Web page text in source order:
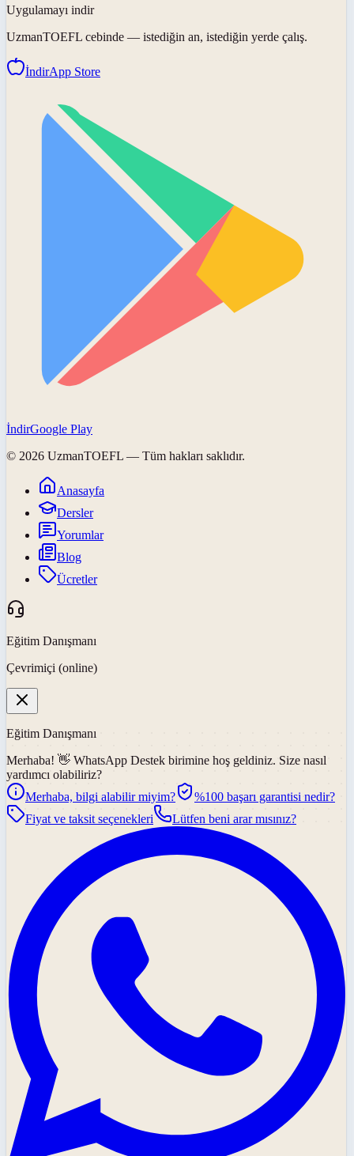
Uygulamayı indir
UzmanTOEFL cebinde — istediğin an, istediğin yerde çalış.
İndirApp Store
İndirGoogle Play
© 2026 UzmanTOEFL — Tüm hakları saklıdır.
Anasayfa
Dersler
Yorumlar
Blog
Ücretler
Eğitim Danışmanı
Çevrimiçi (online)
Eğitim Danışmanı
Merhaba! 👋 WhatsApp Destek birimine hoş geldiniz. Size nasıl
yardımcı olabiliriz?
Merhaba, bilgi alabilir miyim?
%100 başarı garantisi nedir?
Fiyat ve taksit seçenekleri
Lütfen beni arar mısınız?